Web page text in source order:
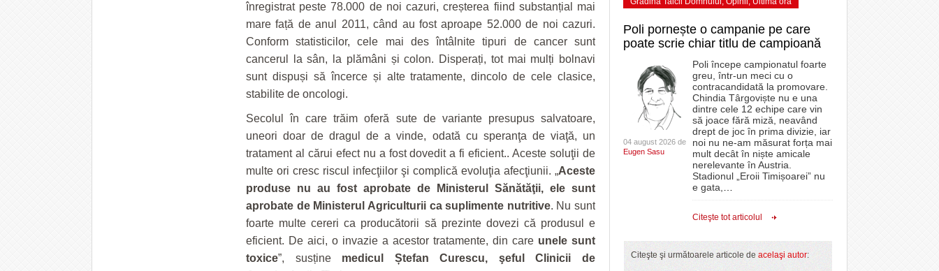
înregistrat peste 78.000 de noi cazuri, creșterea fiind substanțial mai
mare față de anul 2011, când au fost aproape 52.000 de noi cazuri.
Conform statisticilor, cele mai des întâlnite tipuri de cancer sunt
cancerul la sân, la plămâni și colon. Disperați, tot mai mulți bolnavi
sunt dispuși să încerce și alte tratamente, dincolo de cele clasice,
stabilite de oncologi.
Secolul în care trăim oferă sute de variante presupus salvatoare,
uneori doar de dragul de a vinde, odată cu speranţa de viaţă, un
tratament al cărui efect nu a fost dovedit a fi eficient.. Aceste soluţii de
multe ori cresc riscul infecţiilor şi complică evoluţia afecţiunii. „Aceste
produse nu au fost aprobate de Ministerul Sănătăţii, ele sunt
aprobate de Ministerul Agriculturii ca suplimente nutritive. Nu sunt
foarte multe cereri ca producătorii să prezinte dovezi că produsul e
eficient. De aici, o invazie a acestor tratamente, din care unele sunt
toxice”, susține medicul Ștefan Curescu, şeful Clinicii de
Poli pornește o campanie pe care
poate scrie chiar titlu de campioană
04 august 2026 de
Eugen Sasu
Poli începe campionatul foarte
greu, într-un meci cu o
contracandidată la promovare.
Chindia Târgoviște nu e una
dintre cele 12 echipe care vin
să joace fără miză, neavând
drept de joc în prima divizie, iar
noi nu ne-am măsurat forța mai
mult decât în niște amicale
nerelevante în Austria.
Stadionul „Eroii Timișoarei” nu
e gata,
Citeşte tot articolul
Citeşte şi următoarele articole de acelaşi autor: